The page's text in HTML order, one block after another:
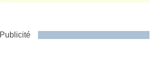
Publicité